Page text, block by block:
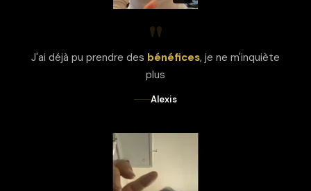
"
J'ai déjà pu prendre des bénéfices, je ne m'inquiète
plus
Alexis